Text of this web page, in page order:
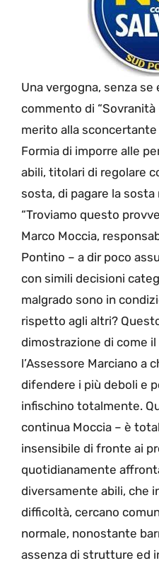
Una vergogna, senza se
commento di “Sovranità
merito alla
Formia di imporre alle
abili, titolari di regolare
sosta, di pagare la
“Troviamo questo
Marco Moccia,
Pontino – a dir poco
con simili decisioni
malgrado sono in
rispetto agli altri?
dimostrazione di come
l’Assessore Marciano a
difendere i più deboli e
infischino totalmente.
continua Moccia – è
insensibile di fronte ai
quotidianamente
diversamente abili, che
difficoltà, cercano
normale, nonostante
assenza di strutture ed